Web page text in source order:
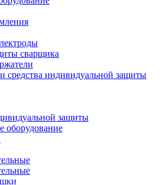
сварщика
средства индивидуальной защиты
защиты
оборудование